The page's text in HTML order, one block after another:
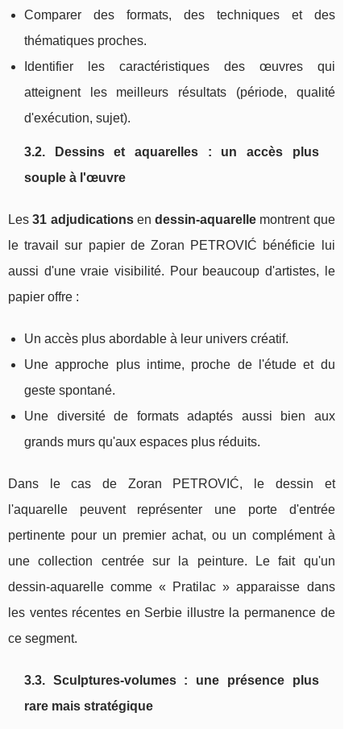
Comparer des formats, des techniques et des
thématiques proches.
Identifier les caractéristiques des œuvres qui
atteignent les meilleurs résultats (période, qualité
d'exécution, sujet).
3.2. Dessins et aquarelles : un accès plus
souple à l'œuvre
Les31 adjudicationsendessin‑aquarelle montrent que
le travail sur papier de Zoran PETROVIĆ bénéficie lui
aussi d'une vraie visibilité. Pour beaucoup d'artistes, le
papier offre :
Un accès plus abordable à leur univers créatif.
Une approche plus intime, proche de l'étude et du
geste spontané.
Une diversité de formats adaptés aussi bien aux
grands murs qu'aux espaces plus réduits.
Dans le cas de Zoran PETROVIĆ, le dessin et
l'aquarelle peuvent représenter une porte d'entrée
pertinente pour un premier achat, ou un complément à
une collection centrée sur la peinture. Le fait qu'un
dessin‑aquarelle comme « Pratilac » apparaisse dans
les ventes récentes en Serbie illustre la permanence de
ce segment.
3.3. Sculptures‑volumes : une présence plus
rare mais stratégique